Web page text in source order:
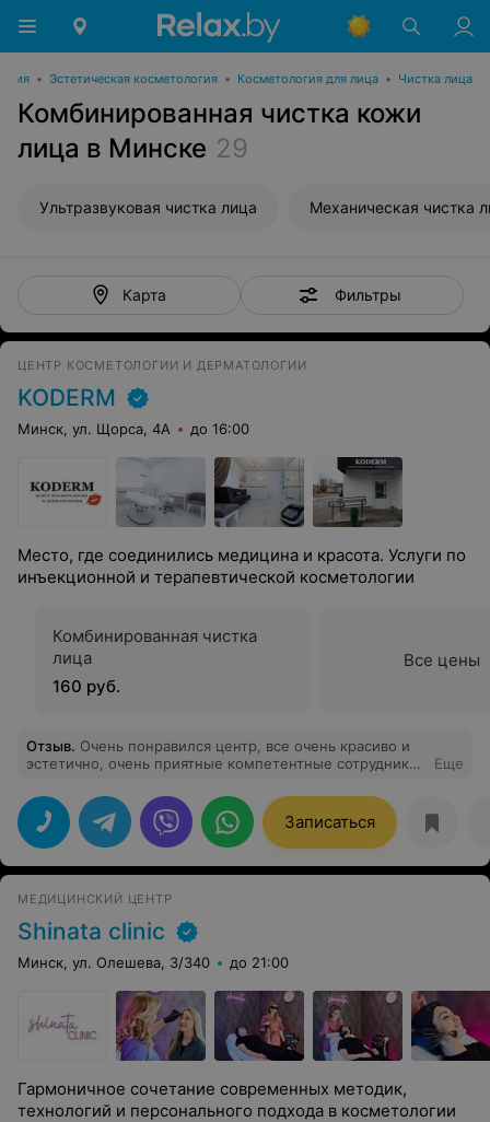
• Эстетическая косметология • Косметология для лица • Чистка лица
Комбинированная чистка кожи
лица в Минске 29
Ультразвуковая чистка лица Механическая чистка
Карта Фильтры
ЦЕНТР КОСМЕТОЛОГИИ И ДЕРМАТОЛОГИИ
KODERM
Минск, ул. Щорса, 4А до 16:00
Место, где соединились медицина и красота. Услуги по
инъекционной и терапевтической косметологии
Комбинированная чистка
лица
160 руб.
Все цены
Отзыв. Очень понравился центр, все очень красиво и
эстетично, очень приятные компетентные сотрудники.
удовольствием вернусь не один раз!
Еще
Записаться
МЕДИЦИНСКИЙ ЦЕНТР
Shinata clinic
Минск, ул. Олешева, 3/340 до 21:00
Гармоничное сочетание современных методик,
технологий и персонального подхода в косметологии